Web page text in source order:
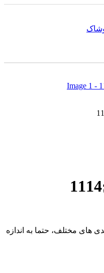
های مختلف، حتما به اندازه